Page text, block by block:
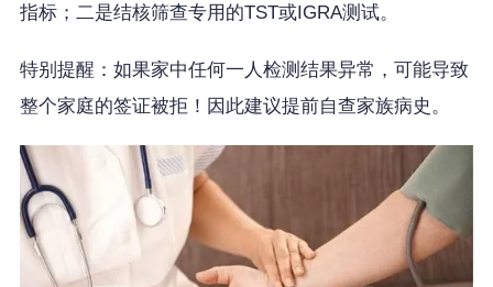
指标；二是结核筛查专用的TST或IGRA测试。
特别提醒：如果家中任何一人检测结果异常，可能导致
整个家庭的签证被拒！因此建议提前自查家族病史。